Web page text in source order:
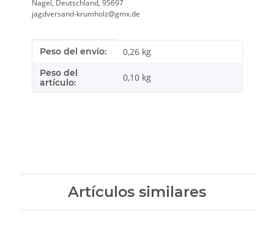
Nagel, Deutschland, 95697
jagdversand-krumholz@gmx.de
Característica del producto
valor
Peso del envío: 0,26 kg
Peso del
artículo:
0,10 kg
Artículos similares